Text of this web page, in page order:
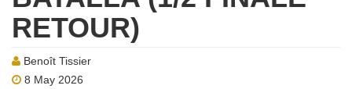
RETOUR)
Benoît Tissier
8 May 2026